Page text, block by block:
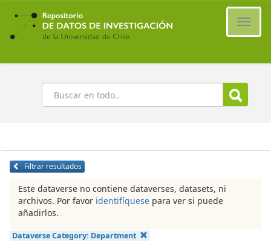
Ir
contenido
principal
Buscar
Filtrar resultados
Este dataverse no contiene dataverses, datasets, ni
archivos. Por favor identifíquese para ver si puede
añadirlos.
Dataverse Category: Department